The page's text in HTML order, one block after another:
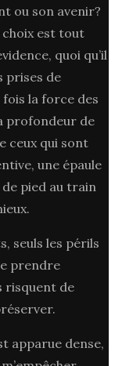
ou son avenir?
choix est tout
quoi qu’il
prises de
la force des
profondeur de
ceux qui sont
une épaule
pied au train
seuls les périls
prendre
risquent de
apparue dense,